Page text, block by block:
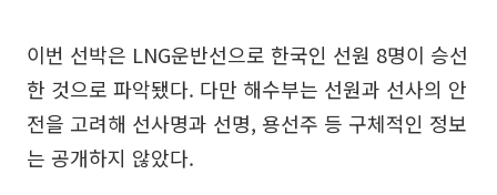
이번 선박은 LNG운반선으로 한국인 선원 8명이 승선
한 것으로 파악됐다. 다만 해수부는 선원과 선사의 안
전을 고려해 선사명과 선명, 용선주 등 구체적인 정보
는 공개하지 않았다.